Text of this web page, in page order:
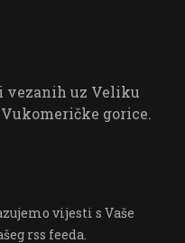
vezanih uz Veliku
gorice.
vijesti s Vaše
rss feeda.